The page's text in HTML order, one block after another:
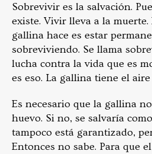
Sobrevivir es la salvación.
existe. Vivir lleva a la
gallina hace es estar
sobreviviendo. Se llama
lucha contra la vida que es
es eso. La gallina tiene el
Es necesario que la gallina
huevo. Si no, se salvaría
tampoco está garantizado,
Entonces no sabe. Para que